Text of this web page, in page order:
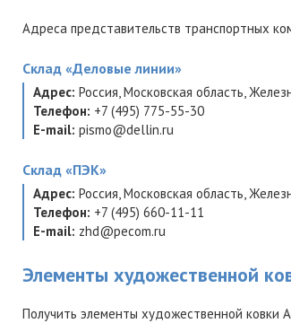
Адреса представительств транспортных
Склад «Деловые линии»
Адрес: Россия,Московская область,
Телефон: +7 (495) 775-55-30
E-mail: pismo@dellin.ru
Склад «ПЭК»
Адрес: Россия,Московская область,
Телефон: +7 (495) 660-11-11
E-mail: zhd@pecom.ru
Элементы художественной
Получить элементы художественной